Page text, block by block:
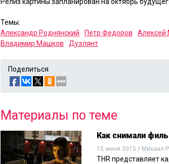
Темы:
Александр Роднянский
Петр Федоров Алексей
Владимир Машков
Дуэлянт
Поделиться
Материалы по теме
Как снимали
15 июня 2015 / Михаил
THR представляет